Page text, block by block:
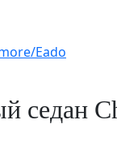
Eado
седан